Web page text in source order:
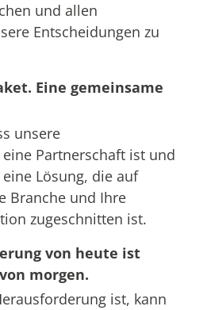
und allen
Entscheidungen zu
Eine gemeinsame
unsere
Partnerschaft ist und
Lösung, die auf
Branche und Ihre
zugeschnitten ist.
von heute ist
morgen.
ist, kann